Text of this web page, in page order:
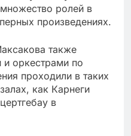
ролей в
произведениях.
также
и оркестрами по
проходили в таких
как Карнеги
в